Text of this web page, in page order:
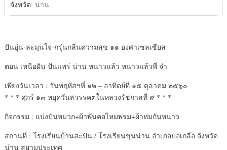
จังหวัด: น่าน
ปันอุ่น-ละมุนใจ-กรุ่นกลิ่นความสุข ๑๑ องศาเซลเซียส
ตอน เหนือฝัน ปันแพร่ น่าน หนาวแล้ว หนาวแล้วพี่ จ๋า
เพียงวันเวลา : วันพฤหัสฯที่ ๑๒ – อาทิตย์ที่ ๑๕ ตุลาคม ๒๕๖๐
* * * ศุกร์ ๑๓ หยุดวันสวรรคตในหลวงรัชกาลที่ ๙ * * *
กิจกรรม : แบ่งปันหมวก+ผ้าพันคอไหมพรม+ผ้าห่มกันหนาว
สถานที่ : โรงเรียนบ้านสะปัน / โรงเรียนขุนน่าน อำเภอบ่อเกลือ จังหวัด
น่าน สยามประเทศ